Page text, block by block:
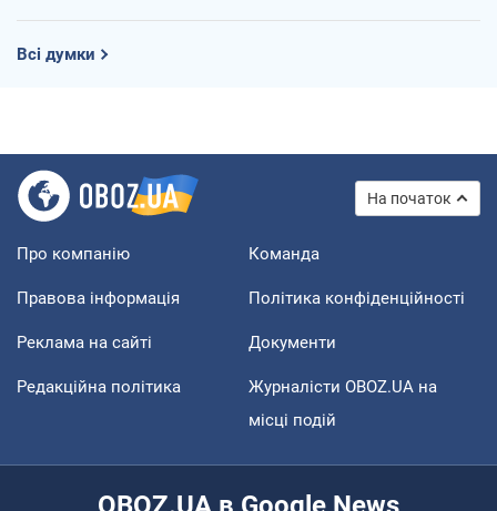
Всі думки
На початок
Про компанію Команда
Правова інформація Політика конфіденційності
Реклама на сайті Документи
Редакційна політика
Журналісти OBOZ.UA на
місці подій